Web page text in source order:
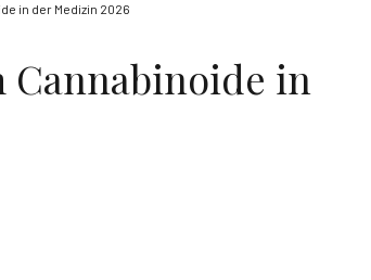
in der Medizin 2026
Cannabinoide in